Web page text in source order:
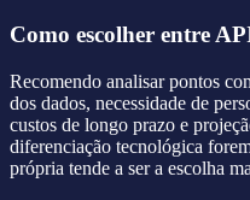
Como escolher entre
Recomendo analisar pontos
dos dados, necessidade de
custos de longo prazo e
diferenciação tecnológica
própria tende a ser a escolha